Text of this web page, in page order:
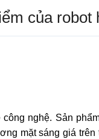
của robot
nghệ. Sản
mặt sáng giá